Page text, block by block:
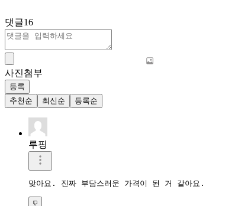
댓글16
사진첨부
등록
추천순
최신순 등록순
루핑
맞아요. 진짜 부담스러운 가격이 된 거 같아요.